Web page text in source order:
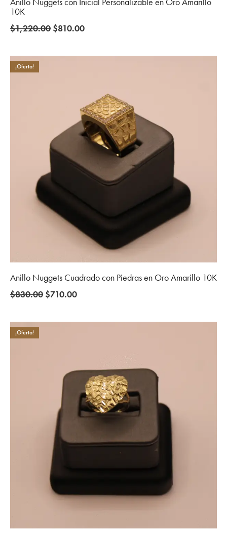
10K
$1,220.00 Original
was:
$810.00Current
is:
¡Oferta!
Anillo Nuggets Cuadrado con Piedras en Oro Amarillo 10K
$830.00 Original
was:
$710.00Current
is:
¡Oferta!